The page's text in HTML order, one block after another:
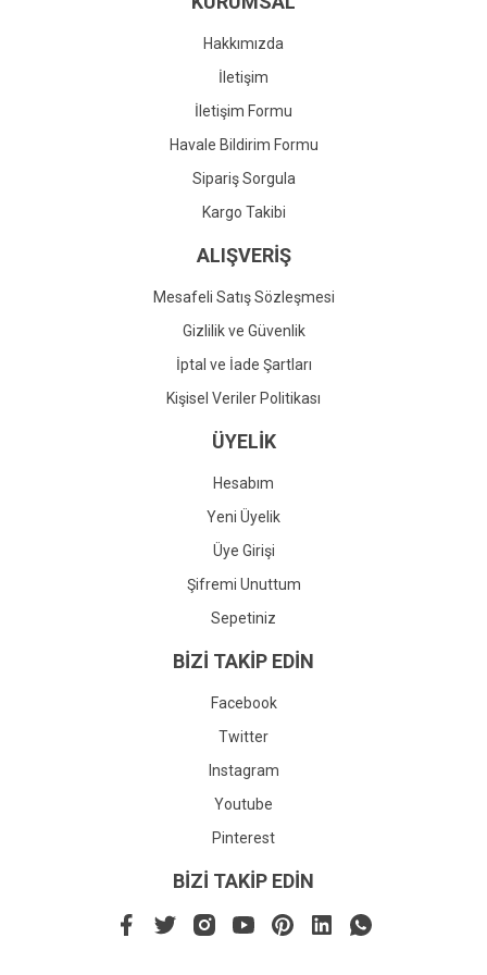
Gönder
Hakkımızda
İletişim
İletişim Formu
Havale Bildirim Formu
Sipariş Sorgula
Kargo Takibi
ALIŞVERİŞ
Mesafeli Satış Sözleşmesi
Gizlilik ve Güvenlik
İptal ve İade Şartları
Kişisel Veriler Politikası
ÜYELİK
Hesabım
Yeni Üyelik
Üye Girişi
Şifremi Unuttum
Sepetiniz
BİZİ TAKİP EDİN
Facebook
Twitter
Instagram
Youtube
Pinterest
BİZİ TAKİP EDİN